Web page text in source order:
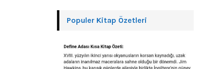
Populer Kitap Özetleri